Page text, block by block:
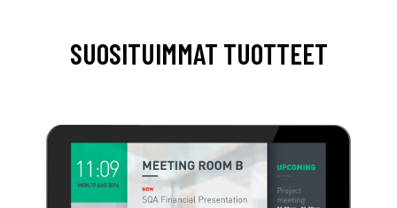
SUOSITUIMMAT TUOTTEET